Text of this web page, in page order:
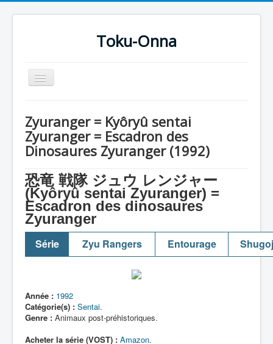
Toku-Onna
Basculer
la
Toku-Actrices
Toku-Critiques
Séries
Films
COSAA
Dessins
Artiste Asperger
Zyuranger = Kyôryû sentai
Zyuranger = Escadron des
Dinosaures Zyuranger (1992)
恐竜 戦隊 ジュウ レンジャー
(Kyôryû sentai Zyuranger) =
Escadron des dinosaures
Zyuranger
Série Zyu Rangers Entourage
Année : 1992
Catégorie(s) : Sentai.
Genre : Animaux post-préhistoriques.
Acheter la série (VOST) : Amazon.